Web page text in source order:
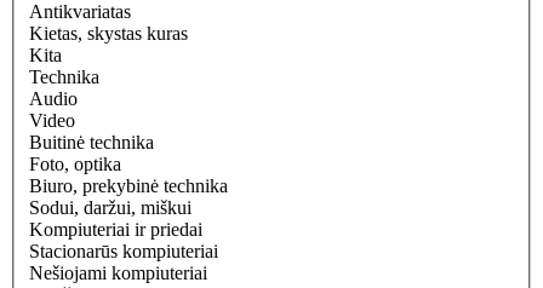
Antikvariatas
Kietas, skystas kuras
Kita
Technika
Audio
Video
Buitinė technika
Foto, optika
Biuro, prekybinė technika
Sodui, daržui, miškui
Kompiuteriai ir priedai
Stacionarūs kompiuteriai
Nešiojami kompiuteriai